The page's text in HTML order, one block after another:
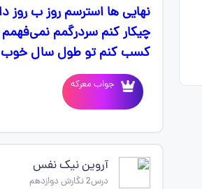
چیکار کنم سردرگمم
کسب کنم تو طول سال خوب
جواب معرکه
آروین نیک نفس
درس2 نگارش دوازدهم